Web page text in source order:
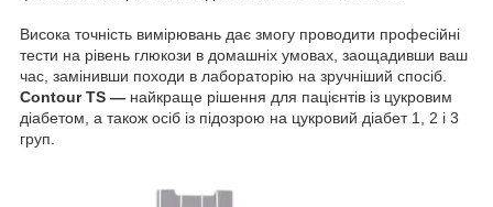
Висока точність вимірювань дає змогу проводити професійні
тести на рівень глюкози в домашніх умовах, заощадивши ваш
час, замінивши походи в лабораторію на зручніший спосіб.
Contour TS — найкраще рішення для пацієнтів із цукровим
діабетом, а також осіб із підозрою на цукровий діабет 1, 2 і 3
груп.